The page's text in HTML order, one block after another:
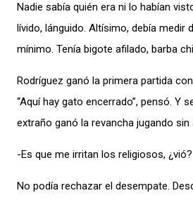
Nadie sabía quién era ni lo habían
lívido, lánguido. Altísimo, debía medir
mínimo. Tenía bigote afilado, barba
Rodríguez ganó la primera partida
“Aquí hay gato encerrado”, pensó. Y
extraño ganó la revancha jugando sin
-Es que me irritan los religiosos, ¿vió?
No podía rechazar el desempate.